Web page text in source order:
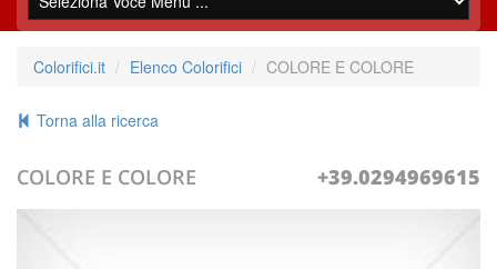
Colorifici.it Elenco Colorifici COLORE E COLORE
Torna alla ricerca
COLORE E COLORE +39.0294969615